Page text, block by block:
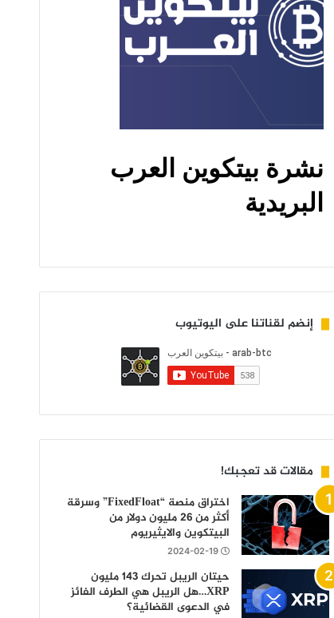
إنضم لقناتنا على اليوتيوب
مقالات قد تعجبك!
اختراق منصة “FixedFloat” وسرقة
أكثر من 26 مليون دولار من
البيتكوين والايثيريوم
2024-02-19
حيتان الريبل تحرك 143 مليون
XRP…هل الريبل هي الطرف الفائز
في الدعوى القضائية؟